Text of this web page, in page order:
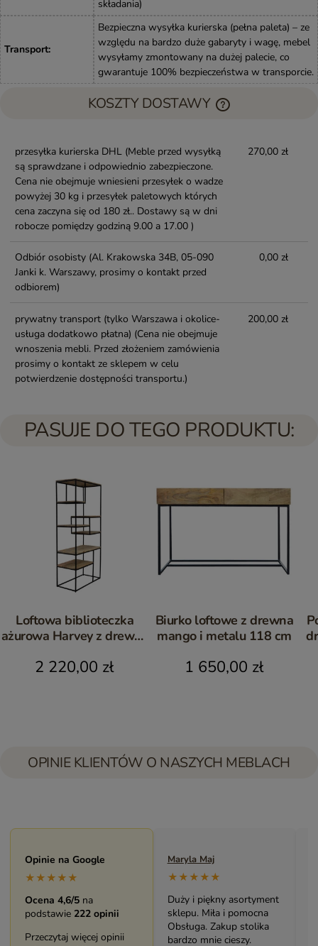
składania)
Transport:
Bezpieczna wysyłka kurierska (pełna paleta) – ze
względu na bardzo duże gabaryty i wagę, mebel
wysyłamy zmontowany na dużej palecie, co
gwarantuje 100% bezpieczeństwa w transporcie.
KOSZTY DOSTAWY
przesyłka kurierska DHL (Meble przed wysyłką
są sprawdzane i odpowiednio zabezpieczone.
Cena nie obejmuje wniesieni przesyłek o wadze
powyżej 30 kg i przesyłek paletowych których
cena zaczyna się od 180 zł.. Dostawy są w dni
robocze pomiędzy godziną 9.00 a 17.00 )
270,00 zł
Odbiór osobisty (Al. Krakowska 34B, 05-090
Janki k. Warszawy, prosimy o kontakt przed
odbiorem)
0,00 zł
prywatny transport (tylko Warszawa i okolice-
usługa dodatkowo płatna) (Cena nie obejmuje
wnoszenia mebli. Przed złożeniem zamówienia
prosimy o kontakt ze sklepem w celu
potwierdzenie dostępności transportu.)
200,00 zł
PASUJE DO TEGO PRODUKTU:
Loftowa biblioteczka
ażurowa Harvey z drewna
2 220,00 zł
Biurko loftowe z drewna
mango i metalu 118 cm
1 650,00 zł
OPINIE KLIENTÓW O NASZYCH MEBLACH
Opinie na Google
★★★★★
Ocena 4,6/5 na
podstawie 222 opinii
Przeczytaj więcej opinii
Maryla Maj
★★★★★
Duży i piękny asortyment
sklepu. Miła i pomocna
Obsługa. Zakup stolika
bardzo mnie cieszy.